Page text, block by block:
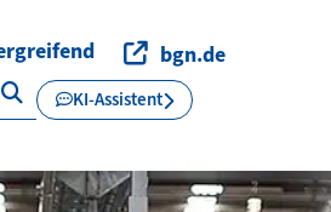
bgn.de
KI-Assistent